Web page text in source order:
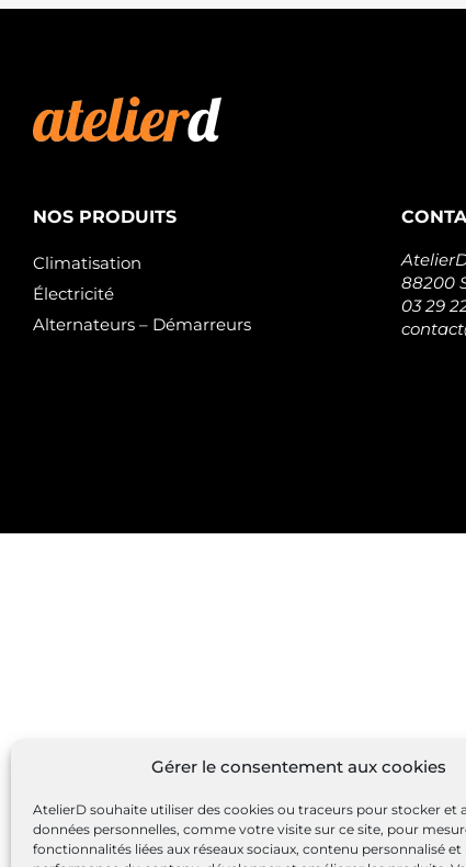
Gérer le consentement aux cookies
AtelierD souhaite utiliser des cookies ou traceurs pour stocker et
données personnelles, comme votre visite sur ce site, pour
fonctionnalités liées aux réseaux sociaux, contenu personnalisé et
NOS PRODUITS
Climatisation
Électricité
Alternateurs – Démarreurs
88200
03 29